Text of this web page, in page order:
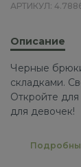
АРТИКУЛ:
Описание
Черные
складками.
Откройте
для девочек!